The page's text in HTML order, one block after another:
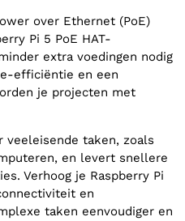
over Ethernet (PoE)
Pi 5 PoE HAT-
extra voedingen nodig
efficiëntie en een
je projecten met
veeleisende taken, zoals
en levert snellere
Verhoog je Raspberry Pi
en
taken eenvoudiger en